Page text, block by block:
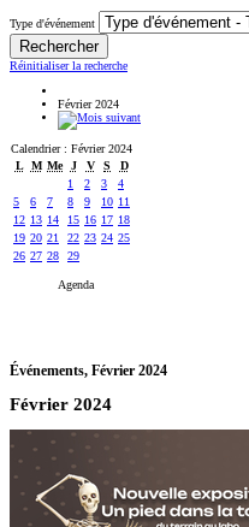
Type d'événement
Réinitialiser la recherche
Février 2024
Calendrier : Février 2024
L M Me J V S
D
1
2 3
4
5
6 7 8 9 10 11
12 13 14 15 16 17 18
19 20 21 22 23 24 25
26 27 28 29
Agenda
Événements, Février 2024
Février 2024